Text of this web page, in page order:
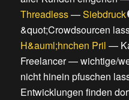
Threadless—Siebdruck
&quot;Crowdsourcen
H&auml;hnchen Pril —
Freelancer—wichtige/
nicht hinein pfuschen
Entwicklungen finden